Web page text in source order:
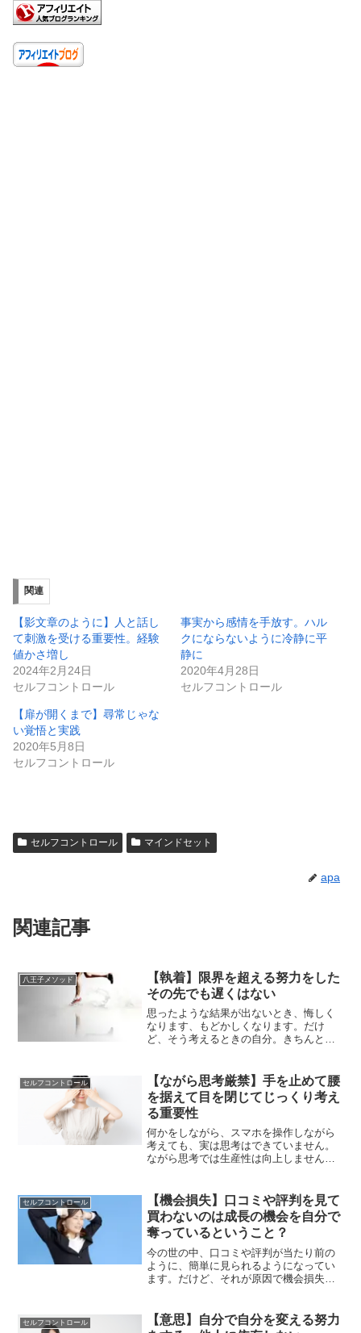
関連
【影文章のように】人と話し
て刺激を受ける重要性。経験
値かさ増し
2024年2月24日
セルフコントロール
事実から感情を手放す。ハル
クにならないように冷静に平
静に
2020年4月28日
セルフコントロール
【扉が開くまで】尋常じゃな
い覚悟と実践
2020年5月8日
セルフコントロール
セルフコントロール マインドセット
apa
関連記事
八王子メソッド
【執着】限界を超える努力をした
その先でも遅くはない
思ったような結果が出ないとき、悔しく
なります、もどかしくなります。だけ
ど、そう考えるときの自分。きちんと努
の自分以上に努力できていないのであれ
ば、まずは自分自身の努力を見直すこと
が先決かもしれません。
セルフコントロール
【ながら思考厳禁】手を止めて腰
を据えて目を閉じてじっくり考え
る重要性
何かをしながら、スマホを操作しながら
考えても、実は思考はできていません。
ながら思考では生産性は向上しません。
がとても大切です。
セルフコントロール
【機会損失】口コミや評判を見て
買わないのは成長の機会を自分で
奪っているということ？
今の世の中、口コミや評判が当たり前の
ように、簡単に見られるようになってい
ます。だけど、それが原因で機会損失し
と。前評判や口コミに踊らされない勇気
も、時には大切なのかもしれません。
セルフコントロール
【意思】自分で自分を変える努力